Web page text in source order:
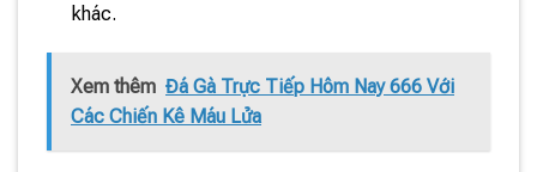
khác.
Xem thêm Đá Gà Trực Tiếp Hôm Nay 666 Với
Các Chiến Kê Máu Lửa